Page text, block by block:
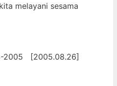
melayani sesama
2005 [2005.08.26]